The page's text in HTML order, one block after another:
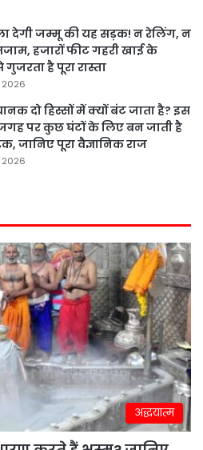
देगी जम्मू की यह सड़क! न रेलिंग, न
हजारों फीट गहरी खाई के
है पूरा रास्ता
2026
दो हिस्सों में क्यों बंट जाता है? इस
पर कुछ घंटों के लिए बन जाती है
जानिए पूरा वैज्ञानिक राज
2026
अद्धयात्म